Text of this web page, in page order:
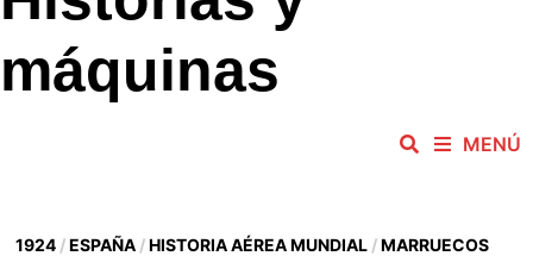
máquinas
MENÚ
1924/ESPAÑA/HISTORIA AÉREA MUNDIAL/MARRUECOS